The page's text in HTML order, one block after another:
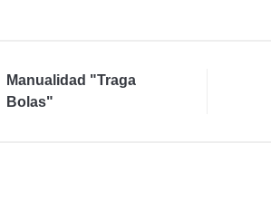
Manualidad "Traga
Bolas"